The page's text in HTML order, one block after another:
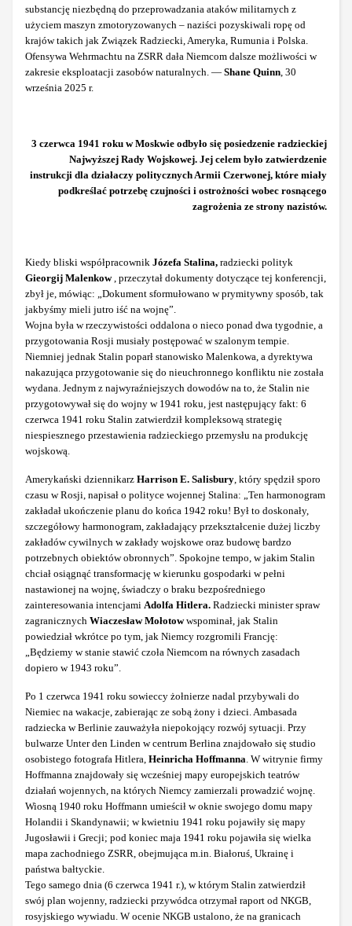
substancję niezbędną do przeprowadzania ataków militarnych z
użyciem maszyn zmotoryzowanych – naziści pozyskiwali ropę od
krajów takich jak Związek Radziecki, Ameryka, Rumunia i Polska.
Ofensywa Wehrmachtu na ZSRR dała Niemcom dalsze możliwości w
zakresie eksploatacji zasobów naturalnych. — Shane Quinn , 30
września 2025 r.
3 czerwca 1941 roku w Moskwie odbyło się posiedzenie radzieckiej
Najwyższej Rady Wojskowej. Jej celem było zatwierdzenie
instrukcji dla działaczy politycznych Armii Czerwonej, które miały
podkreślać potrzebę czujności i ostrożności wobec rosnącego
zagrożenia ze strony nazistów.
Kiedy bliski współpracownik Józefa Stalina, radziecki polityk
Gieorgij Malenkow, przeczytał dokumenty dotyczące tej konferencji,
zbył je, mówiąc: „Dokument sformułowano w prymitywny sposób, tak
jakbyśmy mieli jutro iść na wojnę”.
Wojna była w rzeczywistości oddalona o nieco ponad dwa tygodnie, a
przygotowania Rosji musiały postępować w szalonym tempie.
Niemniej jednak Stalin poparł stanowisko Malenkowa, a dyrektywa
nakazująca przygotowanie się do nieuchronnego konfliktu nie została
wydana. Jednym z najwyraźniejszych dowodów na to, że Stalin nie
przygotowywał się do wojny w 1941 roku, jest następujący fakt: 6
czerwca 1941 roku Stalin zatwierdził kompleksową strategię
niespiesznego przestawienia radzieckiego przemysłu na produkcję
wojskową.
Amerykański dziennikarz Harrison E. Salisbury , który spędził sporo
czasu w Rosji, napisał o polityce wojennej Stalina: „Ten harmonogram
zakładał ukończenie planu do końca 1942 roku! Był to doskonały,
szczegółowy harmonogram, zakładający przekształcenie dużej liczby
zakładów cywilnych w zakłady wojskowe oraz budowę bardzo
potrzebnych obiektów obronnych”. Spokojne tempo, w jakim Stalin
chciał osiągnąć transformację w kierunku gospodarki w pełni
nastawionej na wojnę, świadczy o braku bezpośredniego
zainteresowania intencjami Adolfa Hitlera. Radziecki minister spraw
zagranicznych Wiaczesław Mołotowwspominał, jak Stalin
powiedział wkrótce po tym, jak Niemcy rozgromili Francję:
„Będziemy w stanie stawić czoła Niemcom na równych zasadach
dopiero w 1943 roku”.
Po 1 czerwca 1941 roku sowieccy żołnierze nadal przybywali do
Niemiec na wakacje, zabierając ze sobą żony i dzieci. Ambasada
radziecka w Berlinie zauważyła niepokojący rozwój sytuacji. Przy
bulwarze Unter den Linden w centrum Berlina znajdowało się studio
osobistego fotografa Hitlera, Heinricha Hoffmanna . W witrynie firmy
Hoffmanna znajdowały się wcześniej mapy europejskich teatrów
działań wojennych, na których Niemcy zamierzali prowadzić wojnę.
Wiosną 1940 roku Hoffmann umieścił w oknie swojego domu mapy
Holandii i Skandynawii; w kwietniu 1941 roku pojawiły się mapy
Jugosławii i Grecji; pod koniec maja 1941 roku pojawiła się wielka
mapa zachodniego ZSRR, obejmująca m.in. Białoruś, Ukrainę i
państwa bałtyckie.
Tego samego dnia (6 czerwca 1941 r.), w którym Stalin zatwierdził
swój plan wojenny, radziecki przywódca otrzymał raport od NKGB,
rosyjskiego wywiadu. W ocenie NKGB ustalono, że na granicach